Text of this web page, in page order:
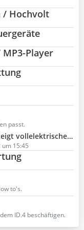
/ Hochvolt
Player
passt.
Offroad-Studie ID. XTREME
um 15:45
to's.
ID.4 beschäftigen.